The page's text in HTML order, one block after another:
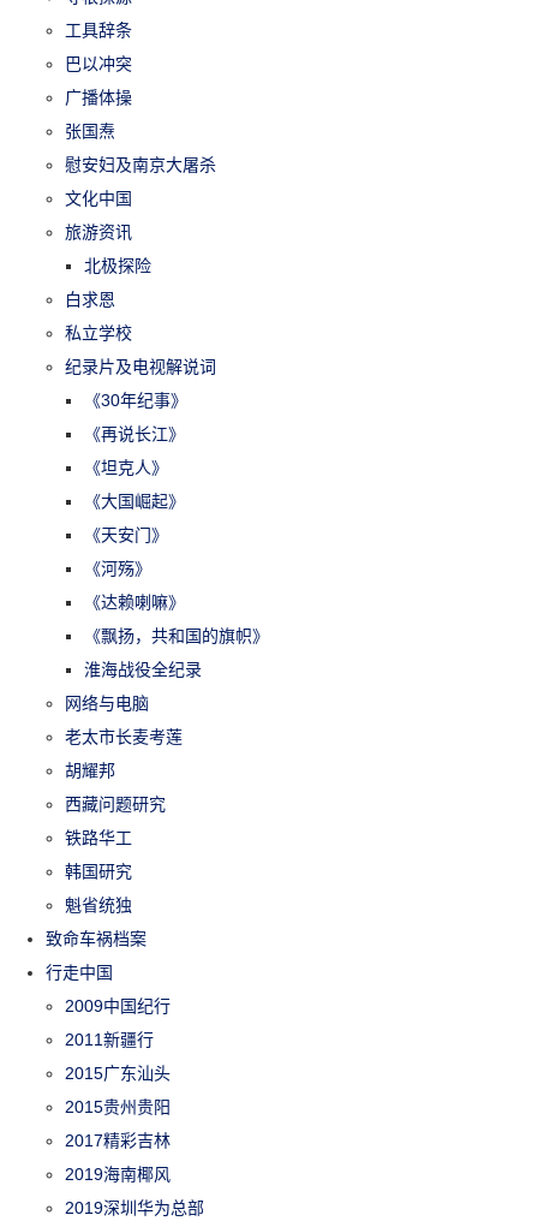
工具辞条
巴以冲突
广播体操
张国焘
慰安妇及南京大屠杀
文化中国
旅游资讯
北极探险
白求恩
私立学校
纪录片及电视解说词
《30年纪事》
《再说长江》
《坦克人》
《大国崛起》
《天安门》
《河殇》
《达赖喇嘛》
《飘扬，共和国的旗帜》
淮海战役全纪录
网络与电脑
老太市长麦考莲
胡耀邦
西藏问题研究
铁路华工
韩国研究
魁省统独
致命车祸档案
行走中国
2009中国纪行
2011新疆行
2015广东汕头
2015贵州贵阳
2017精彩吉林
2019海南椰风
2019深圳华为总部